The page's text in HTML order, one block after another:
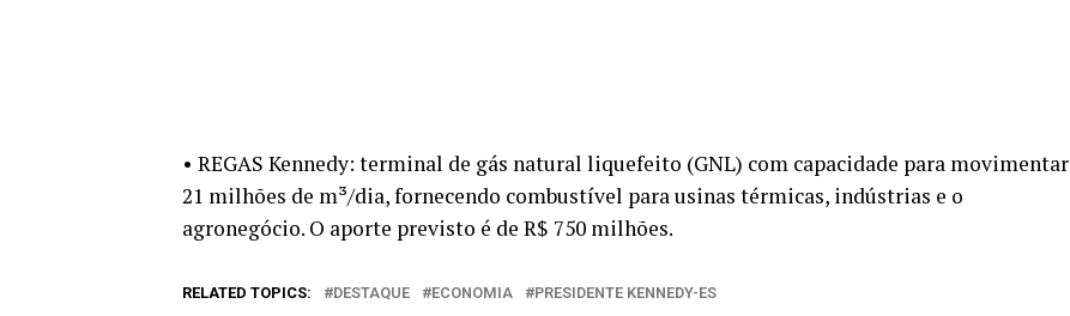
• REGAS Kennedy: terminal de gás natural liquefeito (GNL) com capacidade para movimentar
21 milhões de m³/dia, fornecendo combustível para usinas térmicas, indústrias e o
agronegócio. O aporte previsto é de R$ 750 milhões.
RELATED TOPICS: DESTAQUE ECONOMIA PRESIDENTE KENNEDY-ES